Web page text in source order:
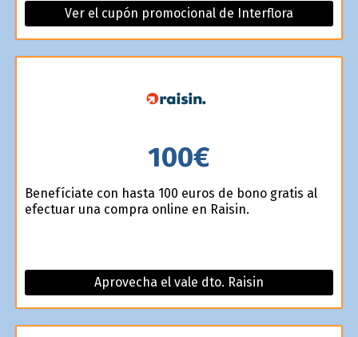
Ver el cupón promocional de Interflora
100€
Benefíciate con hasta 100 euros de bono gratis al
efectuar una compra online en Raisin.
Aprovecha el vale dto. Raisin